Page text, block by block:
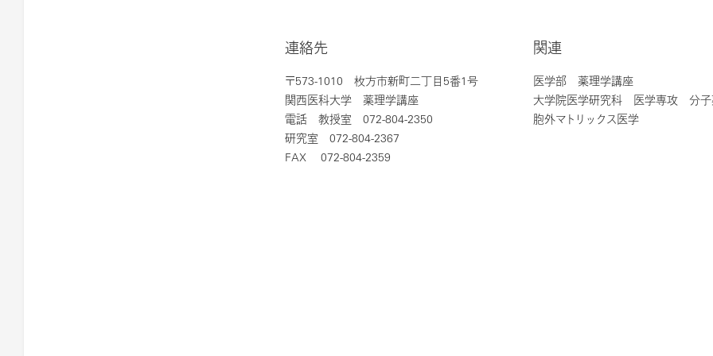
連絡先
〒573-1010 枚方市新町二丁目5番1号
関西医科大学 薬理学講座
電話 教授室 072-804-2350
研究室 072-804-2367
FAX 072-804-2359
関連
医学部 薬理学講座
大学院医学研究科 医学専攻 分子
胞外マトリックス医学